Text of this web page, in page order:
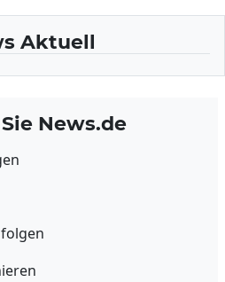
Aktuell
News.de